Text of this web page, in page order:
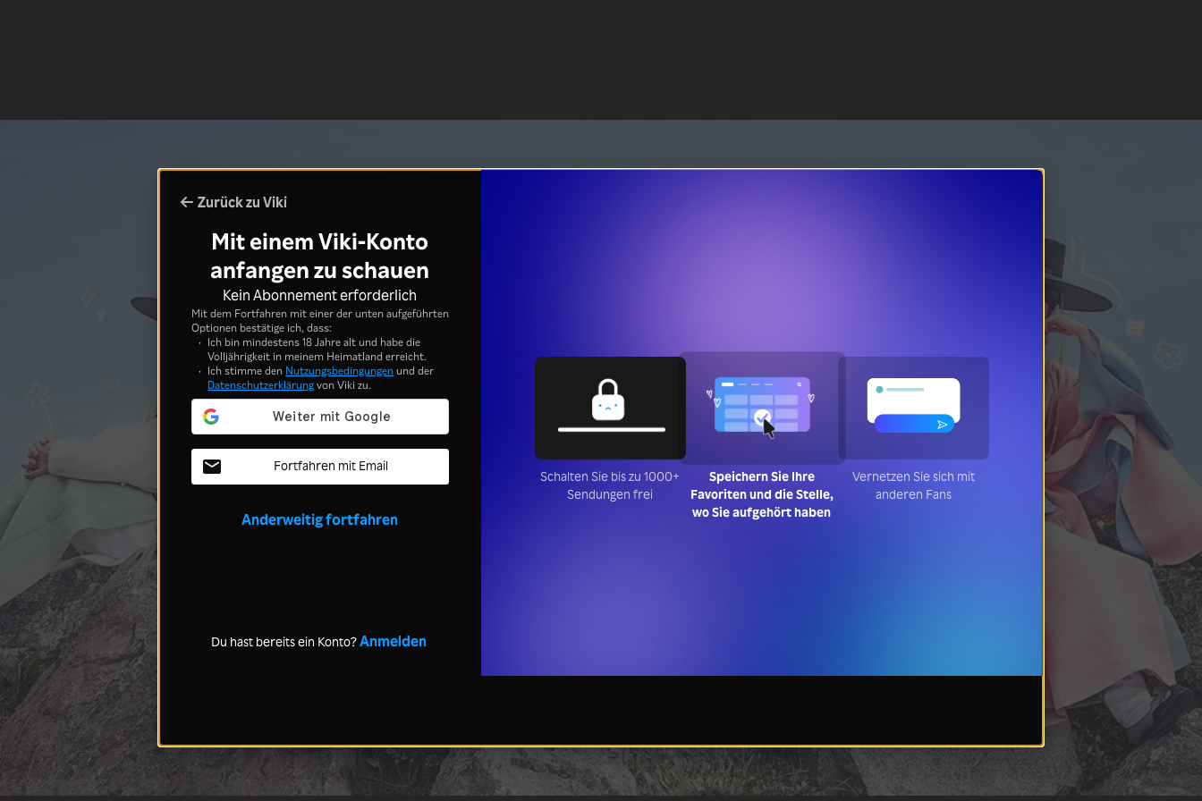
Zurück zu Viki
Mit einem Viki-Konto
anfangen zu schauen
Kein Abonnement erforderlich
Mit dem Fortfahren mit einer der unten aufgeführten
Optionen bestätige ich, dass:
Ich bin mindestens 18 Jahre alt und habe die
Volljährigkeit in meinem Heimatland erreicht.
Ich stimme den Nutzungsbedingungenund der
Datenschutzerklärungvon Viki zu.
Fortfahren mit Email
Anderweitig fortfahren
Du hast bereits ein Konto?Anmelden
Schalten Sie bis zu 1000+
Sendungen frei
Speichern Sie Ihre
Favoriten und die Stelle,
wo Sie aufgehört haben
Vernetzen Sie sich mit
anderen Fans